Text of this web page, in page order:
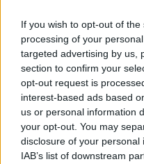
If you wish to opt-out of
processing of your
targeted advertising by us,
section to confirm your
opt-out request is
interest-based ads based
us or personal information
your opt-out. You may
disclosure of your
IAB’s list of downstream